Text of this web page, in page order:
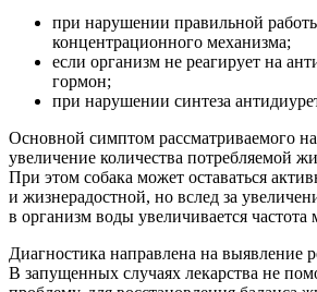
при нарушении правильной
концентрационного механизма;
если организм не реагирует на
гормон;
при нарушении синтеза
Основной симптом рассматриваемого
увеличение количества потребляемой
При этом собака может оставаться
и жизнерадостной, но вслед за
в организм воды увеличивается частота
Диагностика направлена на выявление
В запущенных случаях лекарства не